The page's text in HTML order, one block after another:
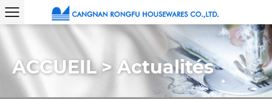
ACCUEIL > Actualités